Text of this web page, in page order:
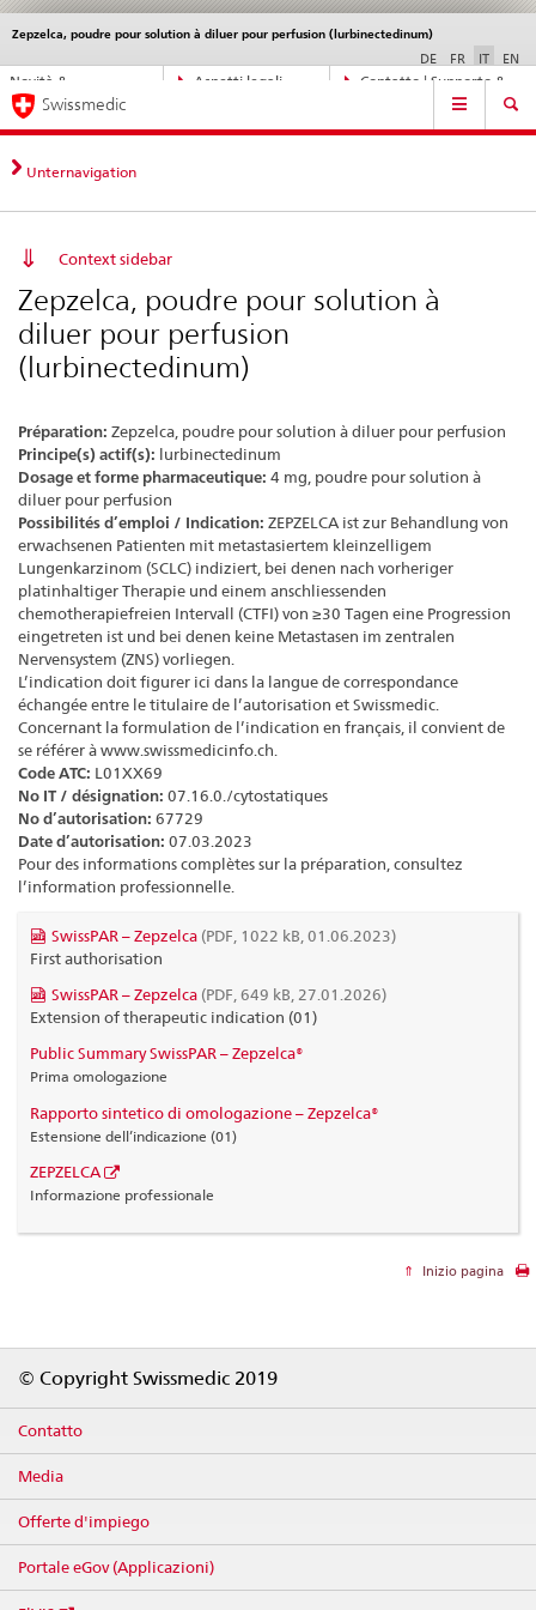
Navigazione
diretta:
novità,
legali,
Novità &
Aspetti legali,
Contatto | Supporto &
Zepzelca, poudre pour solution à diluer pour perfusion (lurbinectedinum)
DE FR IT EN
Service
Navigation
Swissmedic
Unternavigation
Context sidebar
Zepzelca, poudre pour solution à
diluer pour perfusion
(lurbinectedinum)
Préparation: Zepzelca, poudre pour solution à diluer pour perfusion
Principe(s) actif(s): lurbinectedinum
Dosage et forme pharmaceutique: 4 mg, poudre pour solution à
diluer pour perfusion
Possibilités d’emploi / Indication: ZEPZELCA ist zur Behandlung von
erwachsenen Patienten mit metastasiertem kleinzelligem
Lungenkarzinom (SCLC) indiziert, bei denen nach vorheriger
platinhaltiger Therapie und einem anschliessenden
chemotherapiefreien Intervall (CTFI) von ≥30 Tagen eine Progression
eingetreten ist und bei denen keine Metastasen im zentralen
Nervensystem (ZNS) vorliegen.
L’indication doit figurer ici dans la langue de correspondance
échangée entre le titulaire de l’autorisation et Swissmedic.
Concernant la formulation de l’indication en français, il convient de
se référer à www.swissmedicinfo.ch.
Code ATC: L01XX69
No IT / désignation: 07.16.0./cytostatiques
No d’autorisation: 67729
Date d’autorisation: 07.03.2023
Pour des informations complètes sur la préparation, consultez
l’information professionnelle.
SwissPAR – Zepzelca (PDF, 1022 kB, 01.06.2023)
First authorisation
SwissPAR – Zepzelca (PDF, 649 kB, 27.01.2026)
Extension of therapeutic indication (01)
Public Summary SwissPAR – Zepzelca®
Prima omologazione
Rapporto sintetico di omologazione – Zepzelca®
Estensione dell’indicazione (01)
ZEPZELCA
Informazione professionale
Inizio pagina
© Copyright Swissmedic 2019
Contatto
Media
Offerte d'impiego
Portale eGov (Applicazioni)